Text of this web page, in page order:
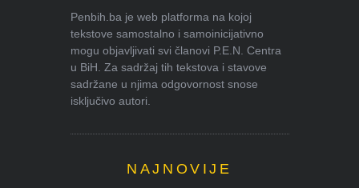
Penbih.ba je web platforma na kojoj
tekstove samostalno i samoinicijativno
mogu objavljivati svi članovi P.E.N. Centra
u BiH. Za sadržaj tih tekstova i stavove
sadržane u njima odgovornost snose
isključivo autori.
NAJNOVIJE